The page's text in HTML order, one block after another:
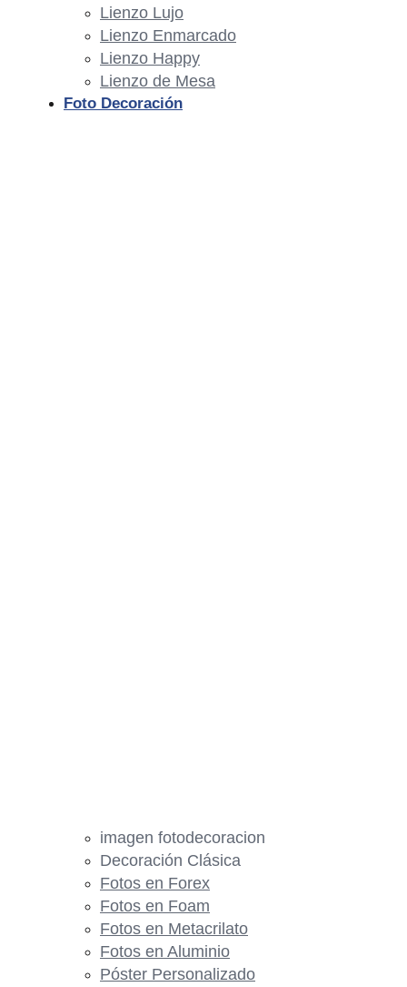
Lienzo Lujo
Lienzo Enmarcado
Lienzo Happy
Lienzo de Mesa
Foto Decoración
imagen fotodecoracion
Decoración Clásica
Fotos en Forex
Fotos en Foam
Fotos en Metacrilato
Fotos en Aluminio
Póster Personalizado